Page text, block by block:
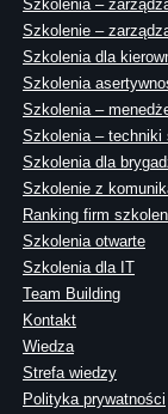
Szkolenia –
Szkolenie –
Szkolenia dla
Szkolenia
Szkolenia –
Szkolenia – techniki
Szkolenia dla
Szkolenie z
Ranking firm
Szkolenia otwarte
Szkolenia dla IT
Team Building
Kontakt
Wiedza
Strefa wiedzy
Polityka prywatności